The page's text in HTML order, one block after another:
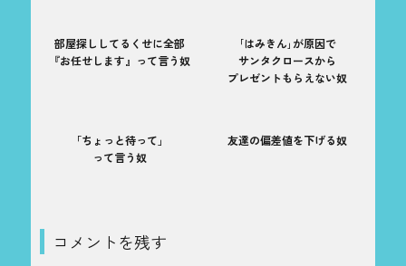
部屋探ししてるくせに全部
『お任せします』って言う奴
｢はみきん｣が原因で
サンタクロースから
プレゼントもらえない奴
「ちょっと待って」
って言う奴
友達の偏差値を下げる奴
コメントを残す